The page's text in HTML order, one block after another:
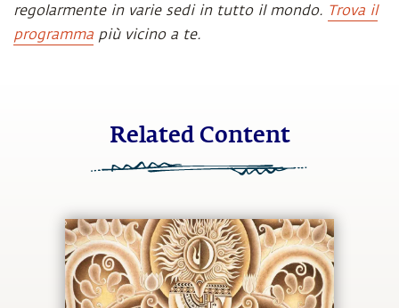
regolarmente in varie sedi in tutto il mondo. Trova il
programma più vicino a te.
Related Content